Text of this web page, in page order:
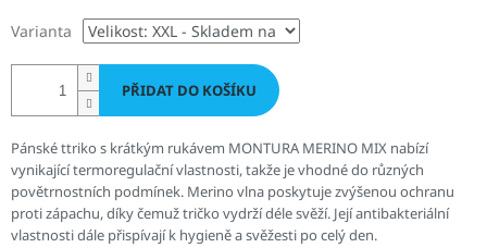
Varianta
PŘIDAT DO KOŠÍKU
Pánské ttriko s krátkým rukávem MONTURA MERINO MIX nabízí
vynikající termoregulační vlastnosti, takže je vhodné do různých
povětrnostních podmínek. Merino vlna poskytuje zvýšenou ochranu
proti zápachu, díky čemuž tričko vydrží déle svěží. Její antibakteriální
vlastnosti dále přispívají k hygieně a svěžesti po celý den.